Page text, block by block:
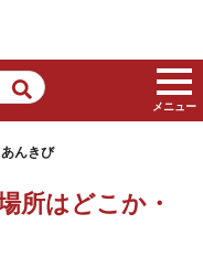
メニュー
んきび
所はどこか・